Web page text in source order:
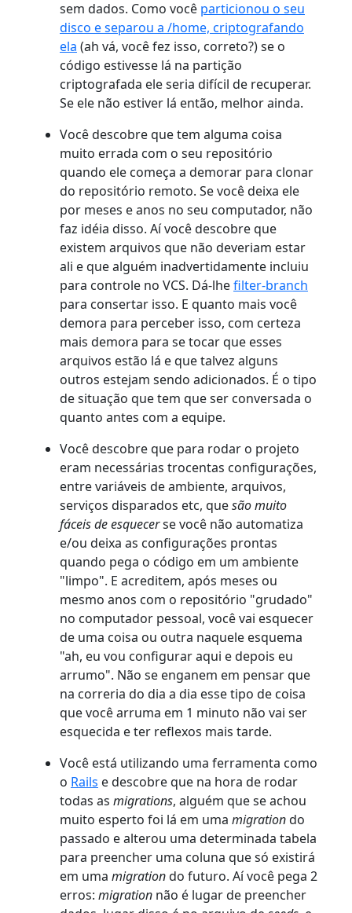
sem dados. Como você particionou o seu
disco e separou a /home, criptografando
ela (ah vá, você fez isso, correto?) se o
código estivesse lá na partição
criptografada ele seria difícil de recuperar.
Se ele não estiver lá então, melhor ainda.
Você descobre que tem alguma coisa
muito errada com o seu repositório
quando ele começa a demorar para clonar
do repositório remoto. Se você deixa ele
por meses e anos no seu computador, não
faz idéia disso. Aí você descobre que
existem arquivos que não deveriam estar
ali e que alguém inadvertidamente incluiu
para controle no VCS. Dá-lhefilter-branch
para consertar isso. E quanto mais você
demora para perceber isso, com certeza
mais demora para se tocar que esses
arquivos estão lá e que talvez alguns
outros estejam sendo adicionados. É o tipo
de situação que tem que ser conversada o
quanto antes com a equipe.
Você descobre que para rodar o projeto
eram necessárias trocentas configurações,
entre variáveis de ambiente, arquivos,
serviços disparados etc, quesão muito
fáceis de esquecerse você não automatiza
e/ou deixa as configurações prontas
quando pega o código em um ambiente
"limpo". E acreditem, após meses ou
mesmo anos com o repositório "grudado"
no computador pessoal, você vai esquecer
de uma coisa ou outra naquele esquema
"ah, eu vou configurar aqui e depois eu
arrumo". Não se enganem em pensar que
na correria do dia a dia esse tipo de coisa
que você arruma em 1 minuto não vai ser
esquecida e ter reflexos mais tarde.
Você está utilizando uma ferramenta como
o Rails e descobre que na hora de rodar
todas as migrations, alguém que se achou
muito esperto foi lá em uma migrationdo
passado e alterou uma determinada tabela
para preencher uma coluna que só existirá
em uma migrationdo futuro. Aí você pega 2
erros: migration não é lugar de preencher